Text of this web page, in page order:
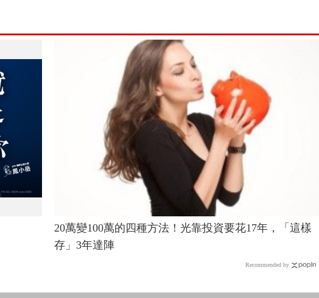
20萬變100萬的四種方法！光靠投資要花17年，「這樣
存」3年達陣
Recommended by